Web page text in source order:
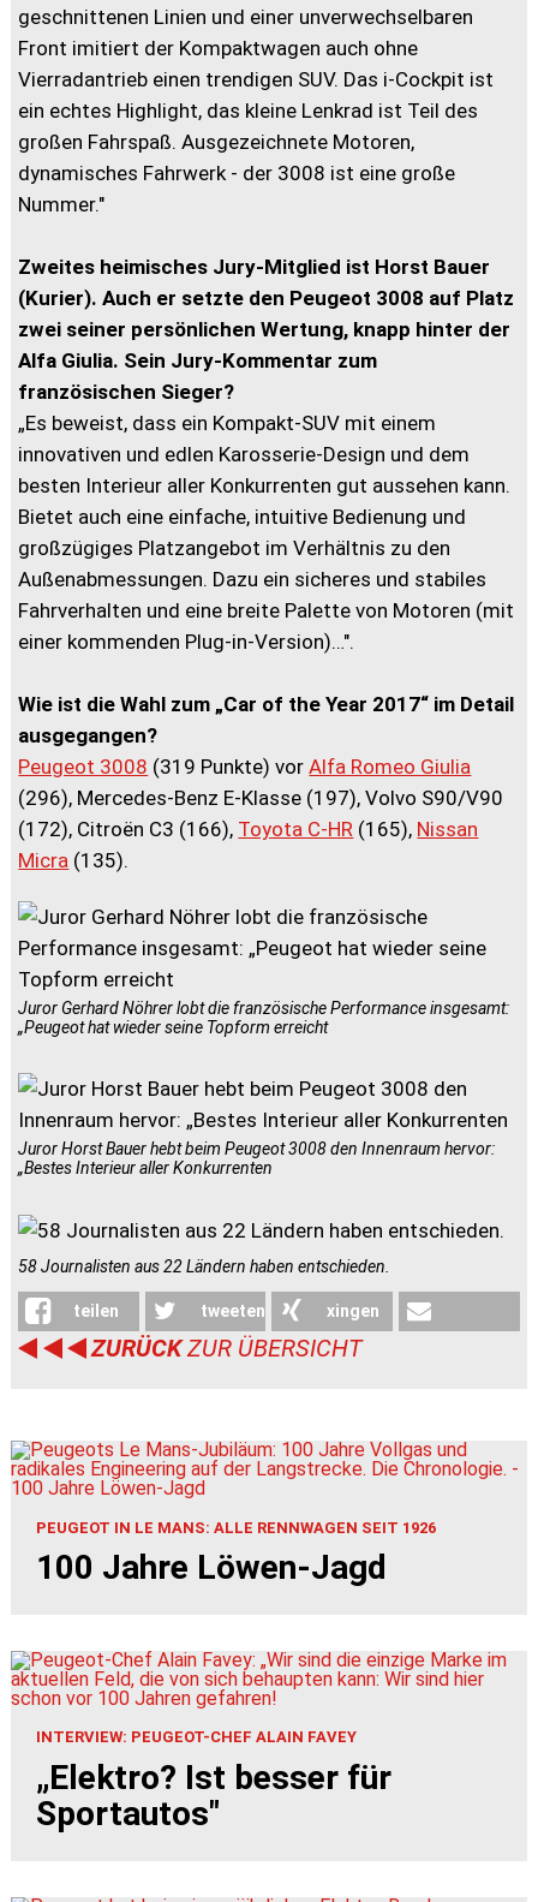
geschnittenen Linien und einer unverwechselbaren
Front imitiert der Kompaktwagen auch ohne
Vierradantrieb einen trendigen SUV. Das i-Cockpit ist
ein echtes Highlight, das kleine Lenkrad ist Teil des
großen Fahrspaß. Ausgezeichnete Motoren,
dynamisches Fahrwerk - der 3008 ist eine große
Nummer."
Zweites heimisches Jury-Mitglied ist Horst Bauer
(Kurier). Auch er setzte den Peugeot 3008 auf Platz
zwei seiner persönlichen Wertung, knapp hinter der
Alfa Giulia. Sein Jury-Kommentar zum
französischen Sieger?
„Es beweist, dass ein Kompakt-SUV mit einem
innovativen und edlen Karosserie-Design und dem
besten Interieur aller Konkurrenten gut aussehen kann.
Bietet auch eine einfache, intuitive Bedienung und
großzügiges Platzangebot im Verhältnis zu den
Außenabmessungen. Dazu ein sicheres und stabiles
Fahrverhalten und eine breite Palette von Motoren (mit
einer kommenden Plug-in-Version)…".
Wie ist die Wahl zum „Car of the Year 2017“ im Detail
ausgegangen?
Peugeot 3008 (319 Punkte) vorAlfa Romeo Giulia
(296), Mercedes-Benz E-Klasse (197), Volvo S90/V90
(172), Citroën C3 (166), Toyota C-HR (165), Nissan
Micra (135).
Juror Gerhard Nöhrer lobt die französische Performance insgesamt:
„Peugeot hat wieder seine Topform erreicht
Juror Horst Bauer hebt beim Peugeot 3008 den Innenraum hervor:
„Bestes Interieur aller Konkurrenten
58 Journalisten aus 22 Ländern haben entschieden.
teilen tweeten xingen
ZURÜCKZUR ÜBERSICHT
PEUGEOT IN LE MANS: ALLE RENNWAGEN SEIT 1926
100 Jahre Löwen-Jagd
INTERVIEW: PEUGEOT-CHEF ALAIN FAVEY
„Elektro? Ist besser für
Sportautos"